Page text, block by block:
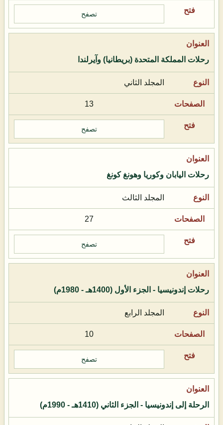
تصفح
رحلات المملكة المتحدة (بريطانيا) وآيرلندا
المجلد الثاني
13
تصفح
رحلات اليابان وكوريا وهونغ كونغ
المجلد الثالث
27
تصفح
رحلات إندونيسيا - الجزء الأول (1400هـ - 1980م)
المجلد الرابع
10
تصفح
الرحلة إلى إندونيسيا - الجزء الثاني (1410هـ - 1990م)